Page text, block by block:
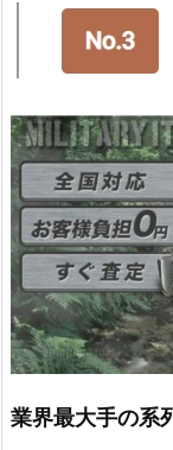
業界最大手の系